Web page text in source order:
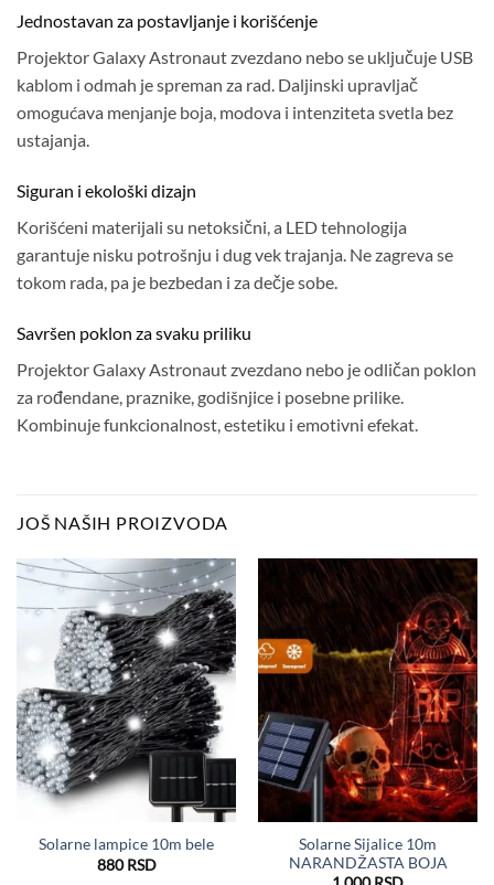
Jednostavan za postavljanje i korišćenje
Projektor Galaxy Astronaut zvezdano nebo se uključuje USB
kablom i odmah je spreman za rad. Daljinski upravljač
omogućava menjanje boja, modova i intenziteta svetla bez
ustajanja.
Siguran i ekološki dizajn
Korišćeni materijali su netoksični, a LED tehnologija
garantuje nisku potrošnju i dug vek trajanja. Ne zagreva se
tokom rada, pa je bezbedan i za dečje sobe.
Savršen poklon za svaku priliku
Projektor Galaxy Astronaut zvezdano nebo je odličan poklon
za rođendane, praznike, godišnjice i posebne prilike.
Kombinuje funkcionalnost, estetiku i emotivni efekat.
JOŠ NAŠIH PROIZVODA
Solarne lampice 10m bele
880RSD
Solarne Sijalice 10m
NARANDŽASTA BOJA